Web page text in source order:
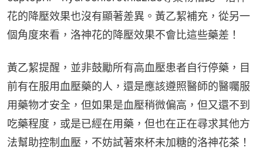
花的降壓效果也沒有顯著差異。黃乙絜補充，從另一
個角度來看，洛神花的降壓效果不會比這些藥差！
黃乙絜提醒，並非鼓勵所有高血壓患者自行停藥，目
前有在服用血壓藥的人，還是應該遵照醫師的醫囑服
用藥物才安全，但如果是血壓稍微偏高，但又還不到
吃藥程度，或是已經在用藥，但也在正在尋求其他方
法幫助控制血壓，不妨試著來杯未加糖的洛神花茶！